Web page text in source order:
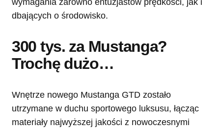
wymagania zarówno entuzjastów prędkości, jak i
dbających o środowisko.
300 tys. za Mustanga?
Trochę dużo…
Wnętrze nowego Mustanga GTD zostało
utrzymane w duchu sportowego luksusu, łącząc
materiały najwyższej jakości z nowoczesnymi